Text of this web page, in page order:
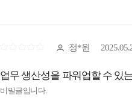
정*원
업무 생산성을 파워업할 수 있
비밀글입니다.